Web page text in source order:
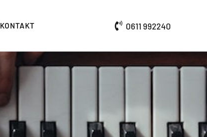
0611 992240
KONTAKT